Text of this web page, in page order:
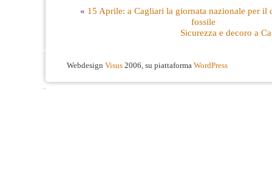
« 15 Aprile: a Cagliari la giornata nazionale per il
fossile
Sicurezza e decoro a
Webdesign Visus 2006, su piattaforma WordPress